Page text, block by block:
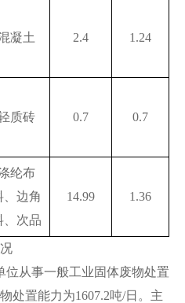
凝土 2.4 1.24
质砖 0.7 0.7
纶布
、边角
、次品
14.99 1.36
从事一般工业固体废物处置
处置能力为1607.2吨/日。主